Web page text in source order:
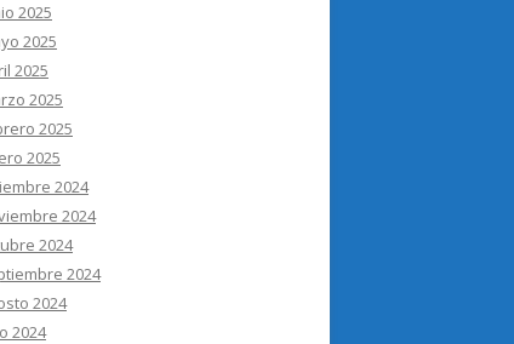
2025
2025
2025
2025
2025
2025
2024
2024
2024
2024
2024
2024